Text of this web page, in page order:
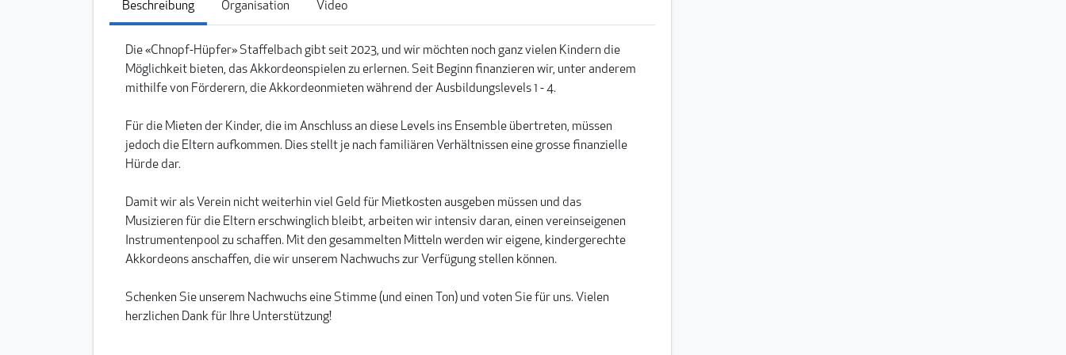
Beschreibung Organisation Video
Die «Chnopf-Hüpfer» Staffelbach gibt seit 2023, und wir möchten noch ganz vielen Kindern die
Möglichkeit bieten, das Akkordeonspielen zu erlernen. Seit Beginn finanzieren wir, unter anderem
mithilfe von Förderern, die Akkordeonmieten während der Ausbildungslevels 1 - 4.
Für die Mieten der Kinder, die im Anschluss an diese Levels ins Ensemble übertreten, müssen
jedoch die Eltern aufkommen. Dies stellt je nach familiären Verhältnissen eine grosse finanzielle
Hürde dar.
Damit wir als Verein nicht weiterhin viel Geld für Mietkosten ausgeben müssen und das
Musizieren für die Eltern erschwinglich bleibt, arbeiten wir intensiv daran, einen vereinseigenen
Instrumentenpool zu schaffen. Mit den gesammelten Mitteln werden wir eigene, kindergerechte
Akkordeons anschaffen, die wir unserem Nachwuchs zur Verfügung stellen können.
Schenken Sie unserem Nachwuchs eine Stimme (und einen Ton) und voten Sie für uns. Vielen
herzlichen Dank für Ihre Unterstützung!